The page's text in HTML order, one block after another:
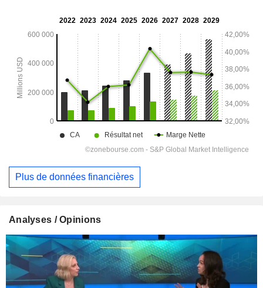
Plus de données financières
Analyses / Opinions